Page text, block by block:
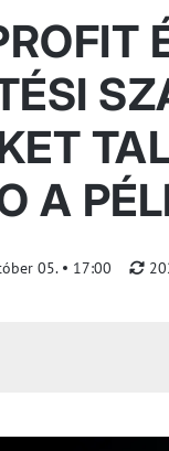
A
05. 17:00